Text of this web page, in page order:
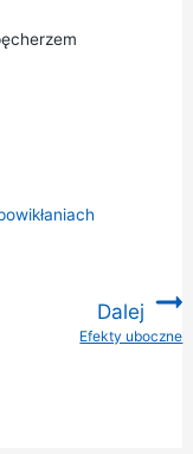
Dalej
Efekty uboczne